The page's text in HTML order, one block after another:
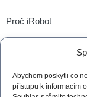
Abychom poskytli co
přístupu k informacím
Proč iRobot
iRobot OS
Technologie